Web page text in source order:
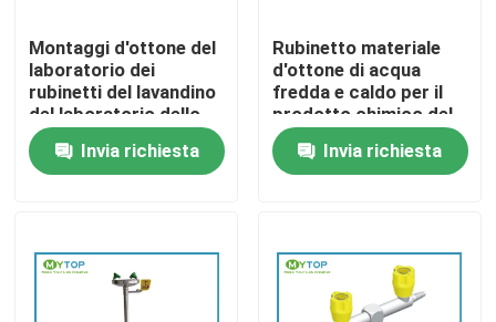
Casa
Contatti
Montaggi d'ottone del
laboratorio dei
rubinetti del lavandino
del laboratorio dello
sbocco triplo per il
rifornimento idrico del
laboratorio
Invia richiesta
Rubinetto materiale
d'ottone di acqua
fredda e caldo per il
prodotto chimico del
rifornimento idrico del
laboratorio resistente
Invia richiesta